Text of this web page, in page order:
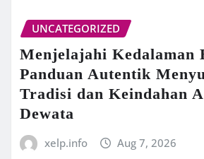
UNCATEGORIZED
Menjelajahi Kedalaman
Panduan Autentik
Tradisi dan Keindahan
Dewata
xelp.info Aug 7, 2026